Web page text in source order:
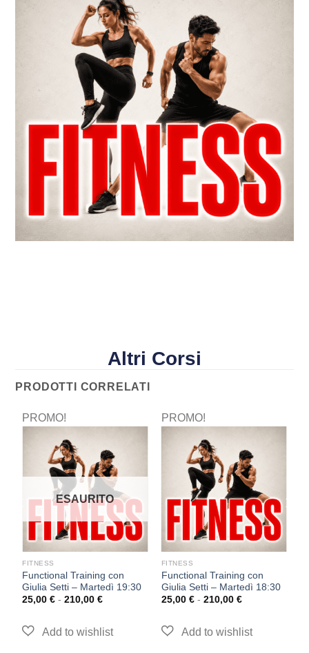
Altri Corsi
PRODOTTI CORRELATI
PROMO!
ESAURITO
FITNESS
Functional Training con
Giulia Setti – Martedì 19:30
25,00€ - 210,00€
PROMO!
FITNESS
Functional Training con
Giulia Setti – Martedì 18:30
25,00 € - 210,00 €